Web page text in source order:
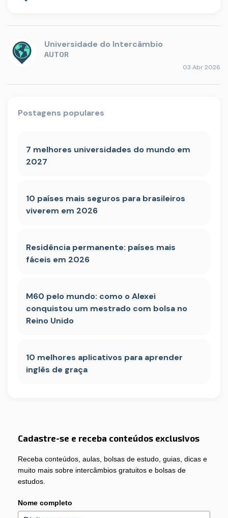
Universidade do Intercâmbio
AUTOR
03 Abr 2026
Postagens populares
7 melhores universidades do mundo em
2027
10 países mais seguros para brasileiros
viverem em 2026
Residência permanente: países mais
fáceis em 2026
M60 pelo mundo: como o Alexei
conquistou um mestrado com bolsa no
Reino Unido
10 melhores aplicativos para aprender
inglês de graça
Cadastre-se e receba conteúdos exclusivos
Receba conteúdos, aulas, bolsas de estudo, guias, dicas e
muito mais sobre intercâmbios gratuitos e bolsas de
estudos.
Nome completo